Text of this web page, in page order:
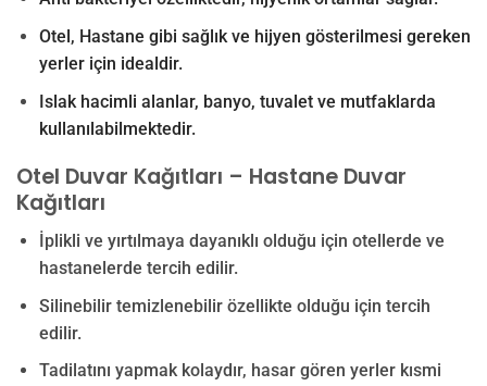
Otel, Hastane gibi sağlık ve hijyen gösterilmesi gereken
yerler için idealdir.
Islak hacimli alanlar, banyo, tuvalet ve mutfaklarda
kullanılabilmektedir.
Otel Duvar Kağıtları – Hastane Duvar
Kağıtları
İplikli ve yırtılmaya dayanıklı olduğu için otellerde ve
hastanelerde tercih edilir.
Silinebilir temizlenebilir özellikte olduğu için tercih
edilir.
Tadilatını yapmak kolaydır, hasar gören yerler kısmi